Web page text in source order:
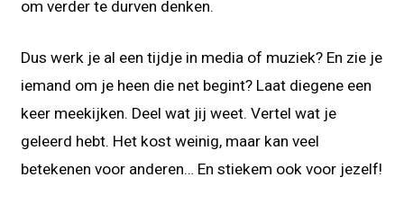
om verder te durven denken.
Dus werk je al een tijdje in media of muziek? En zie je
iemand om je heen die net begint? Laat diegene een
keer meekijken. Deel wat jij weet. Vertel wat je
geleerd hebt. Het kost weinig, maar kan veel
betekenen voor anderen… En stiekem ook voor jezelf!